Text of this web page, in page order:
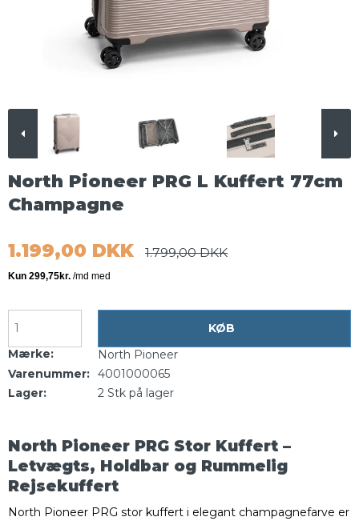
North Pioneer PRG L Kuffert 77cm
Champagne
1.199,00 DKK 1.799,00 DKK
KØB
Mærke:
North Pioneer
Varenummer: 4001000065
Lager:
2 Stk på lager
North Pioneer PRG Stor Kuffert –
Letvægts, Holdbar og Rummelig
Rejsekuffert
North Pioneer PRG stor kuffert i elegant champagnefarve er